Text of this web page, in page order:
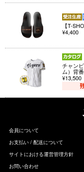
【T-
¥4,400
チャン
ム）背
¥13,500
会員について
お支払い / 配送について
サイトにおける運営管理方針
お問い合わせ